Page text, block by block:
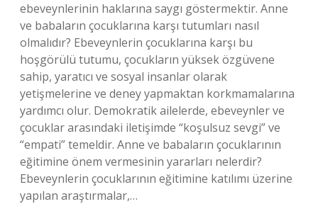
ebeveynlerinin haklarına saygı göstermektir. Anne
ve babaların çocuklarına karşı tutumları nasıl
olmalıdır? Ebeveynlerin çocuklarına karşı bu
hoşgörülü tutumu, çocukların yüksek özgüvene
sahip, yaratıcı ve sosyal insanlar olarak
yetişmelerine ve deney yapmaktan korkmamalarına
yardımcı olur. Demokratik ailelerde, ebeveynler ve
çocuklar arasındaki iletişimde “koşulsuz sevgi” ve
“empati” temeldir. Anne ve babaların çocuklarının
eğitimine önem vermesinin yararları nelerdir?
Ebeveynlerin çocuklarının eğitimine katılımı üzerine
yapılan araştırmalar,…